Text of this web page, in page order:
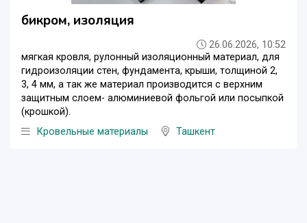
бикром, изоляция
26.06.2026, 10:52
мягкая кровля, рулонный изоляционный материал, для
гидроизоляции стен, фундамента, крыши, толщиной 2,
3, 4 мм, а так же материал производится с верхним
защитным слоем- алюминиевой фольгой или посыпкой
(крошкой).
Кровельные материалы
Ташкент